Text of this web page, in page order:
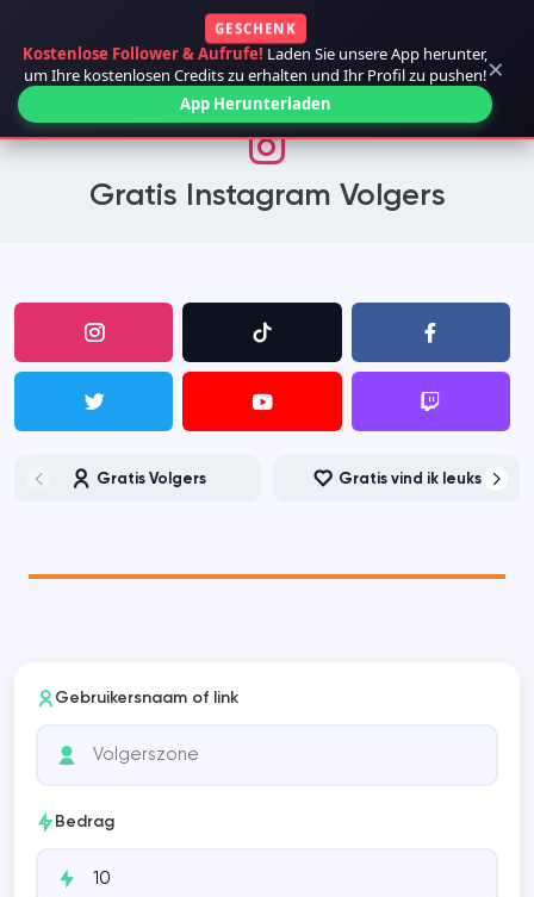
GESCHENK
Kostenlose Follower & Aufrufe! Laden Sie unsere App herunter,
um Ihre kostenlosen Credits zu erhalten und Ihr Profil zu pushen!
App Herunterladen
×
Gratis Instagram Volgers
Gratis Volgers Gratis vind ik leuks
Gebruikersnaam of link
Bedrag